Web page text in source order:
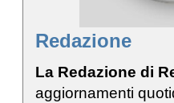
Redazione
La Redazione di
aggiornamenti